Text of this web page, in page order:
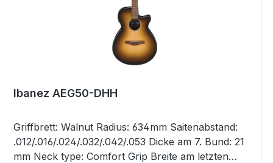
Ibanez AEG50-DHH
Griffbrett: Walnut Radius: 634mm Saitenabstand:
.012/.016/.024/.032/.042/.053 Dicke am 7. Bund: 21
mm Neck type: Comfort Grip Breite am letzten